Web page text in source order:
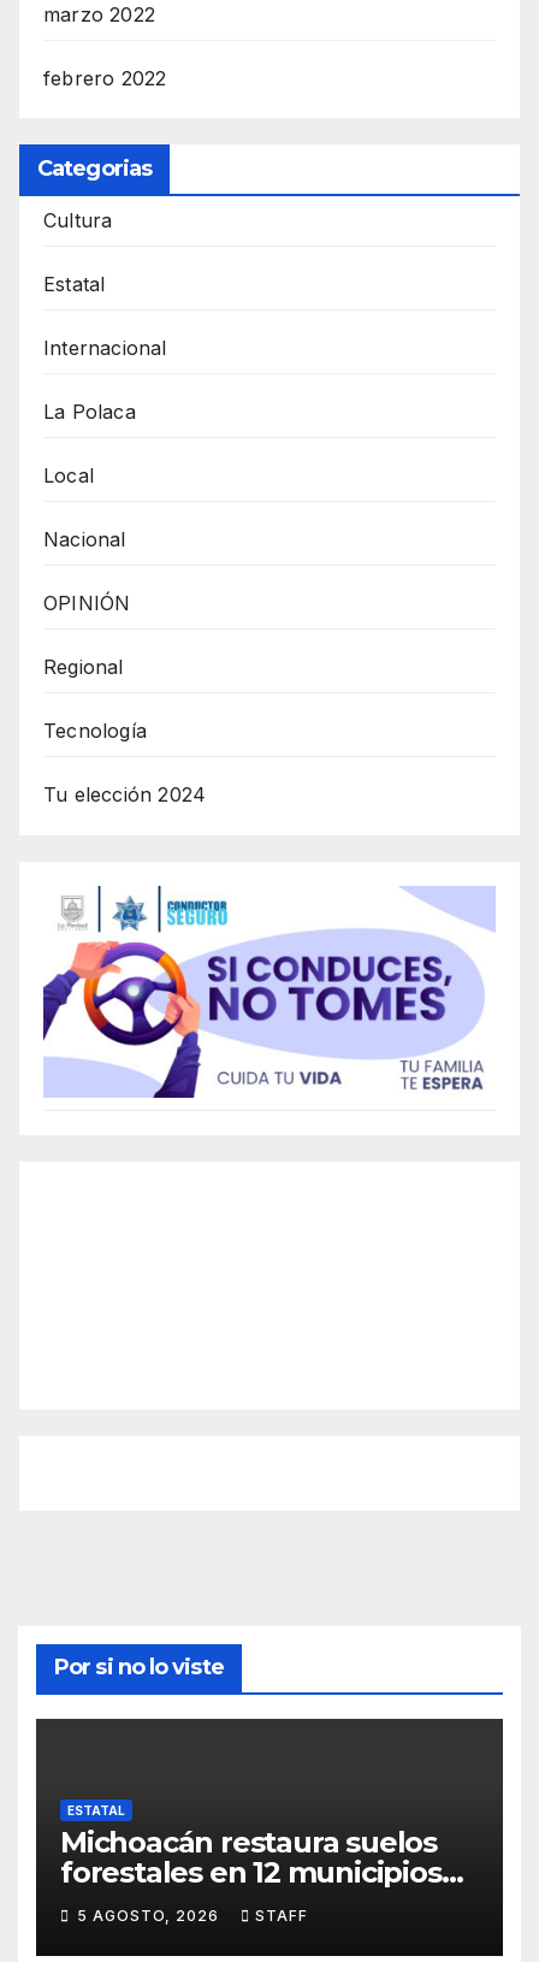
marzo 2022
febrero 2022
Categorias
Cultura
Estatal
Internacional
La Polaca
Local
Nacional
OPINIÓN
Regional
Tecnología
Tu elección 2024
Por si no lo viste
ESTATAL
Michoacán restaura suelos
forestales en 12 municipios
afectados por incendios
5 AGOSTO, 2026 STAFF